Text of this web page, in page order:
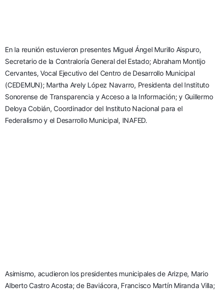
En la reunión estuvieron presentes Miguel Ángel Murillo Aispuro,
Secretario de la Contraloría General del Estado; Abraham Montijo
Cervantes, Vocal Ejecutivo del Centro de Desarrollo Municipal
(CEDEMUN); Martha Arely López Navarro, Presidenta del Instituto
Sonorense de Transparencia y Acceso a la Información; y Guillermo
Deloya Cobián, Coordinador del Instituto Nacional para el
Federalismo y el Desarrollo Municipal, INAFED.
Asimismo, acudieron los presidentes municipales de Arizpe, Mario
Alberto Castro Acosta; de Baviácora, Francisco Martín Miranda Villa;